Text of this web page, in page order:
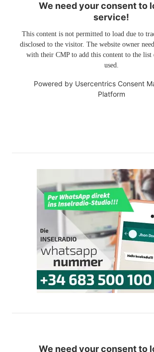
We need your consent to
service!
This content is not permitted to load due to
disclosed to the visitor. The website owner
with their CMP to add this content to the list
used.
Powered by Usercentrics Consent
Platform
We need your consent to